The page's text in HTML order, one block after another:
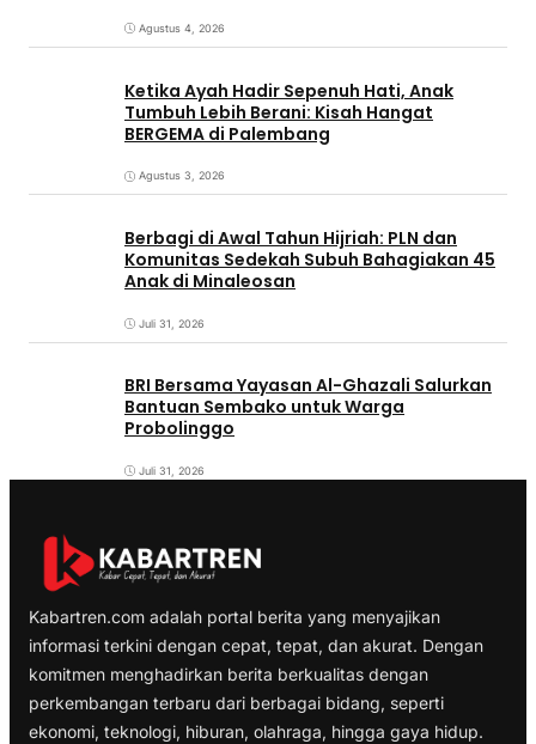
Agustus 4, 2026
Ketika Ayah Hadir Sepenuh Hati, Anak
Tumbuh Lebih Berani: Kisah Hangat
BERGEMA di Palembang
Agustus 3, 2026
Berbagi di Awal Tahun Hijriah: PLN dan
Komunitas Sedekah Subuh Bahagiakan 45
Anak di Minaleosan
Juli 31, 2026
BRI Bersama Yayasan Al-Ghazali Salurkan
Bantuan Sembako untuk Warga
Probolinggo
Juli 31, 2026
Kabartren.com adalah portal berita yang menyajikan
informasi terkini dengan cepat, tepat, dan akurat. Dengan
komitmen menghadirkan berita berkualitas dengan
perkembangan terbaru dari berbagai bidang, seperti
ekonomi, teknologi, hiburan, olahraga, hingga gaya hidup.